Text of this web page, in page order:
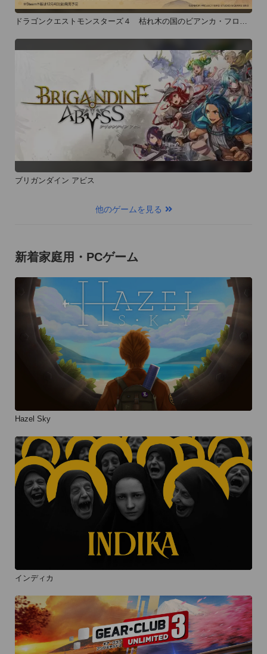
ドラゴンクエストモンスターズ４ 枯れ木の国のビアンカ・フロー
ブリガンダイン アビス
他のゲームを見る
新着家庭用・PCゲーム
Hazel Sky
インディカ